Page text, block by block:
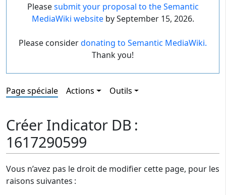
Pleasesubmit your proposal to the Semantic
MediaWiki websiteby September 15, 2026.
Please considerdonating to Semantic MediaWiki.
Thank you!
Page spéciale Actions Outils
Créer Indicator DB :
1617290599
Vous n’avez pas le droit de modifier cette page, pour les
raisons suivantes :